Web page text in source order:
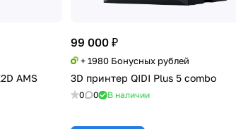
AMS
99 000 ₽
+ 1980 Бонусных рублей
3D принтер QIDI Plus 5 combo
0 0 В наличии